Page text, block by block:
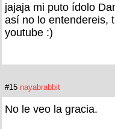
jajaja mi puto ídolo
así no lo entendereis,
youtube :)
#15 nayabrabbit
No le veo la gracia.